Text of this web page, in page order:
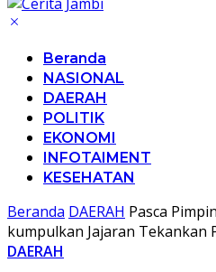
Beranda
NASIONAL
DAERAH
POLITIK
EKONOMI
INFOTAIMENT
KESEHATAN
Beranda DAERAH Pasca
kumpulkan Jajaran Tekankan
DAERAH